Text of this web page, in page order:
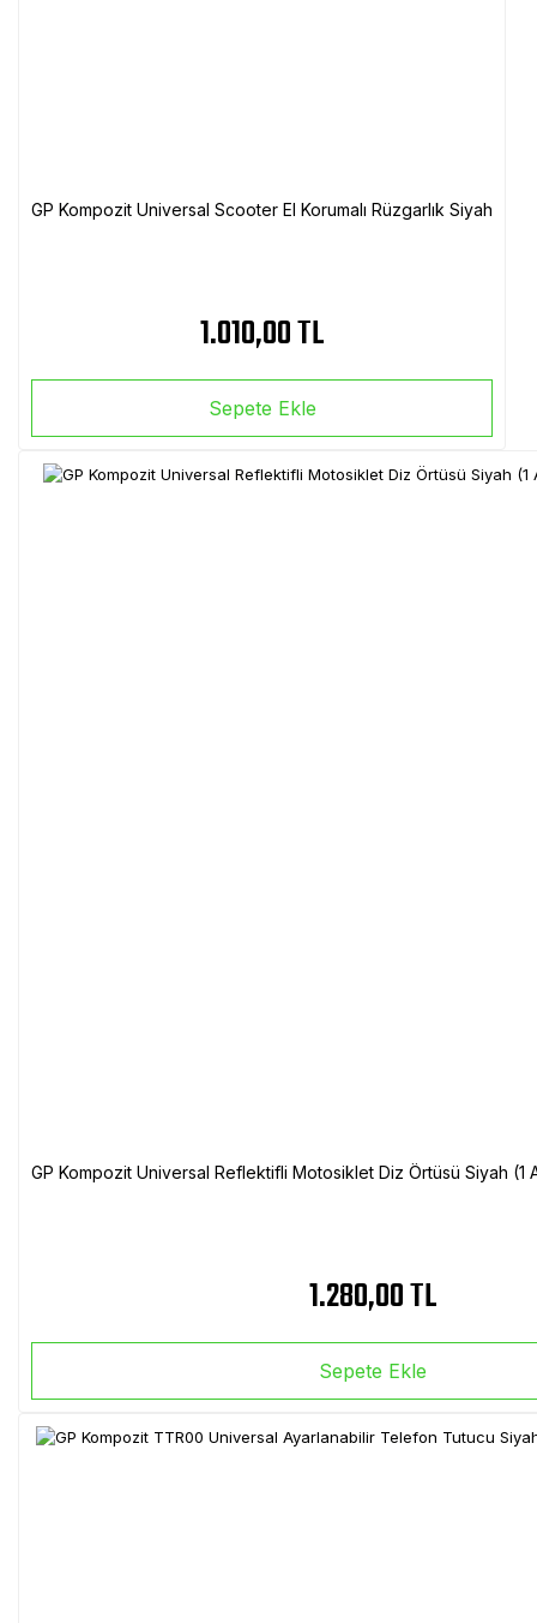
GP Kompozit Universal Scooter El Korumalı Rüzgarlık Siyah
1.010,00 TL
Sepete Ekle
GP Kompozit Universal Reflektifli Motosiklet Diz Örtüsü Siyah
1.280,00 TL
Sepete Ekle